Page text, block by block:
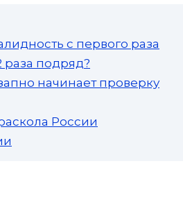
с первого раза
раза подряд?
начинает проверку
России